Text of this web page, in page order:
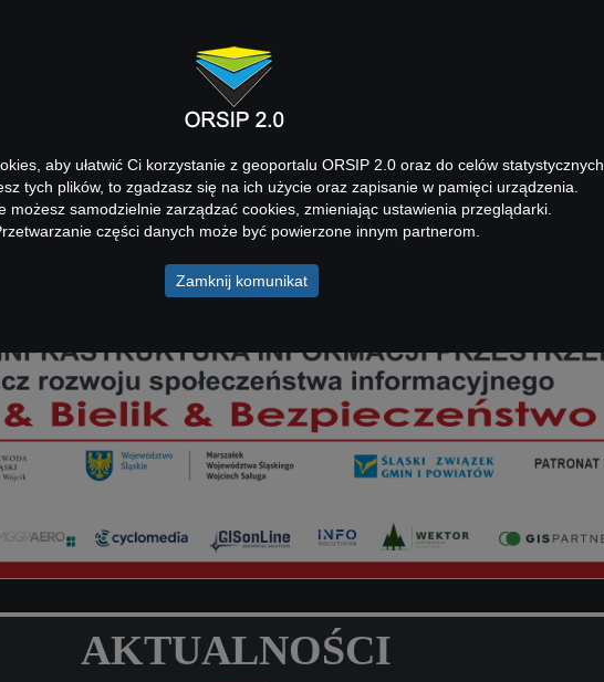
AKTUALNOŚCI
aby ułatwić Ci korzystanie z geoportalu ORSIP 2.0 oraz do celów statystycznych.
tych plików, to zgadzasz się na ich użycie oraz zapisanie w pamięci urządzenia.
możesz samodzielnie zarządzać cookies, zmieniając ustawienia przeglądarki.
części danych może być powierzone innym partnerom.
Zamknij komunikat